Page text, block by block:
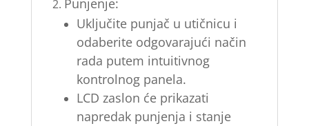
Punjenje:
Uključite punjač u utičnicu i
odaberite odgovarajući način
rada putem intuitivnog
kontrolnog panela.
LCD zaslon će prikazati
napredak punjenja i stanje